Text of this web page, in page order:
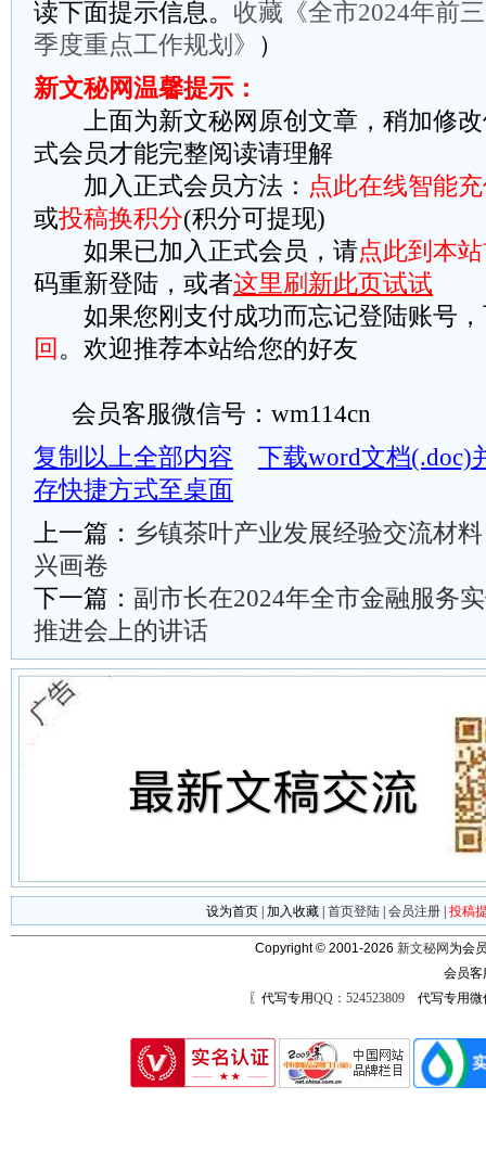
读下面提示信息。 收藏《全市2024年前
季度重点工作规划》
）
新文秘网温馨提示：
上面为新文秘网原创文章，稍加修改
式会员才能完整阅读请理解
加入正式会员方法： 点此在线智能
或投稿换积分(积分可提现)
如果已加入正式会员，请点此到本
码重新登陆，或者这里刷新此页试试
如果您刚支付成功而忘记登陆账号，
回 。欢迎推荐本站给您的好友
会员客服微信号：wm114cn
复制以上全部内容
下载word文档(.doc)
存快捷方式至桌面
上一篇： 乡镇茶叶产业发展经验交流材
兴画卷
下一篇： 副市长在2024年全市金融服务
推进会上的讲话
设为首页 加入收藏 首页登陆 会员注册 投稿
Copyright © 2001-2026 新文秘网 为会
会员
〖代写专用QQ：524523809代写专用微